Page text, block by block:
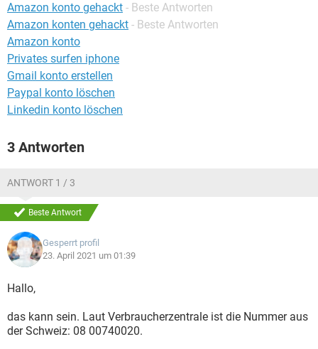
Amazon konto gehackt - Beste Antworten
Amazon konten gehackt - Beste Antworten
Amazon konto
Privates surfen iphone
Gmail konto erstellen
Paypal konto löschen
Linkedin konto löschen
3 Antworten
ANTWORT 1 / 3
Beste Antwort
Gesperrt profil
23. April 2021 um 01:39
Hallo,
das kann sein. Laut Verbraucherzentrale ist die Nummer aus
der Schweiz: 08 00740020.